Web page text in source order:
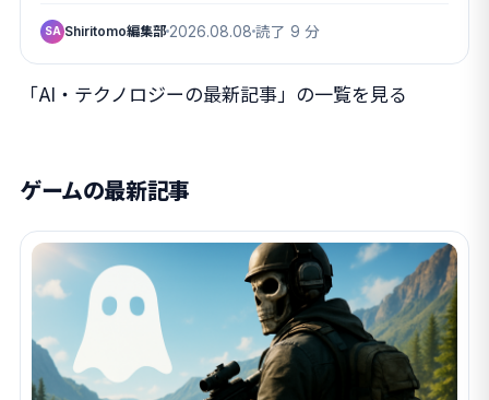
SA Shiritomo編集部 2026.08.08 読了 9 分
「AI・テクノロジーの最新記事」の一覧を見る
ゲームの最新記事